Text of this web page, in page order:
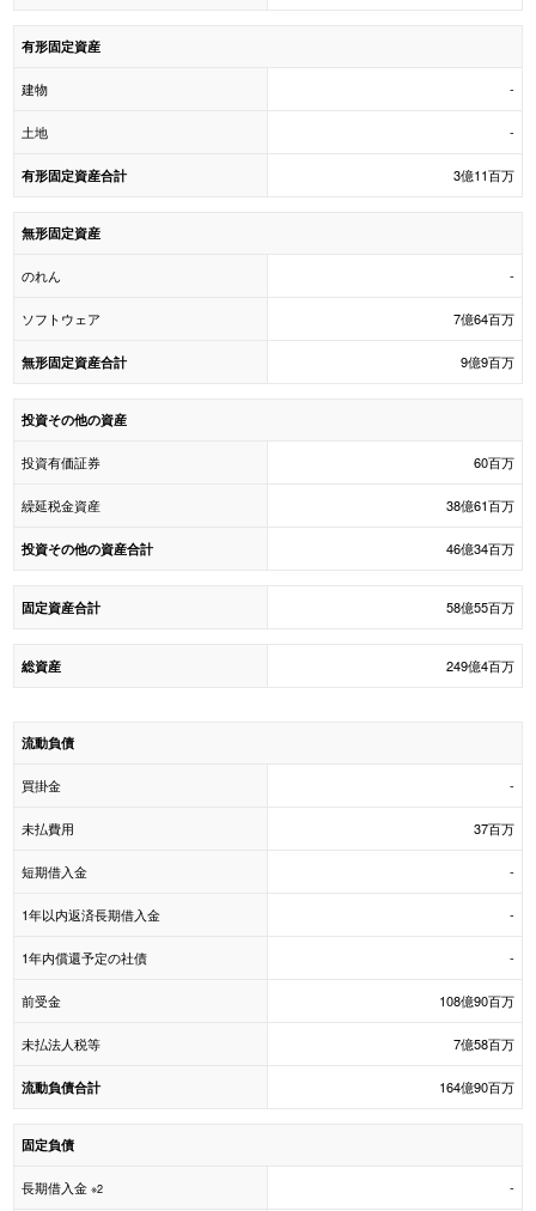
有形固定資産
建物 -
土地 -
有形固定資産合計 3億11百万
無形固定資産
のれん -
ソフトウェア 7億64百万
無形固定資産合計 9億9百万
投資その他の資産
投資有価証券 60百万
繰延税金資産 38億61百万
投資その他の資産合計 46億34百万
固定資産合計 58億55百万
総資産 249億4百万
流動負債
買掛金 -
未払費用 37百万
短期借入金 -
1年以内返済長期借入金 -
1年内償還予定の社債 -
前受金 108億90百万
未払法人税等 7億58百万
流動負債合計 164億90百万
固定負債
長期借入金 ※2 -